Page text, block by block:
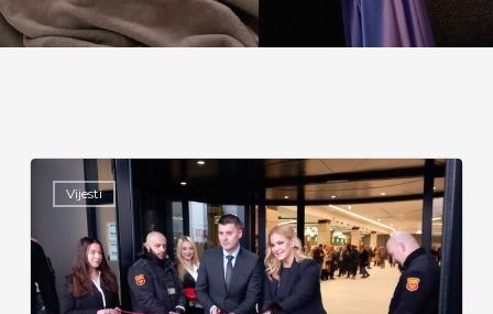
Vijesti